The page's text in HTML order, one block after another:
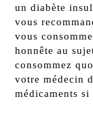
un diabète
vous
vous
honnête au
consommez
votre médecin
médicaments si